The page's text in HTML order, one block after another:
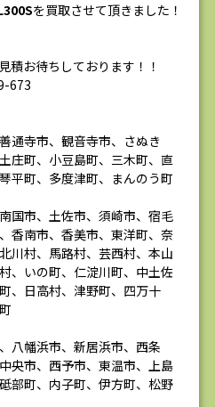
を買取させて頂きました！
積お待ちしております！！
673
通寺市、観音寺市、さぬき
庄町、小豆島町、三木町、直
平町、多度津町、まんのう町
国市、土佐市、須崎市、宿毛
香南市、香美市、東洋町、奈
川村、馬路村、芸西村、本山
、いの町、仁淀川町、中土佐
、日高村、津野町、四万十
八幡浜市、新居浜市、西条
央市、西予市、東温市、上島
部町、内子町、伊方町、松野